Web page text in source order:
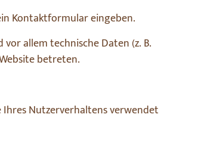
Kontaktformular eingeben.
allem technische Daten (z. B.
betreten.
Nutzerverhaltens verwendet